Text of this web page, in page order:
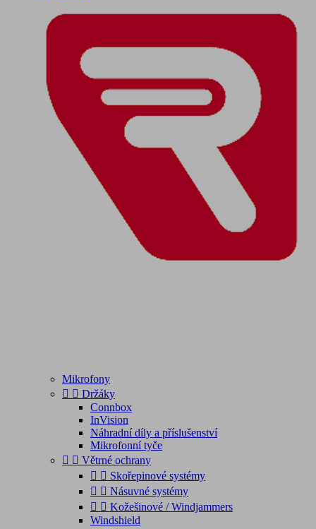
Mikrofony
  Držáky
Connbox
InVision
Náhradní díly a příslušenství
Mikrofonní tyče
  Větrné ochrany
  Skořepinové systémy
  Násuvné systémy
  Kožešinové / Windjammers
Windshield